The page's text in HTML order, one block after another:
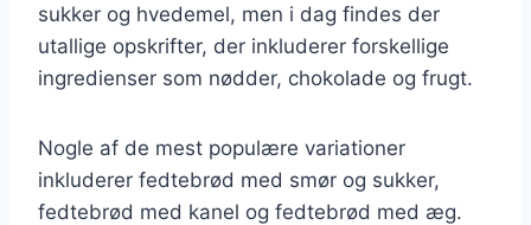
sukker og hvedemel, men i dag findes der
utallige opskrifter, der inkluderer forskellige
ingredienser som nødder, chokolade og frugt.
Nogle af de mest populære variationer
inkluderer fedtebrød med smør og sukker,
fedtebrød med kanel og fedtebrød med æg.